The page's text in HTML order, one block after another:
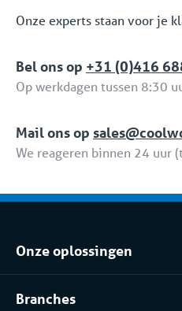
Onze experts staan voor je
Bel ons op +31 (0)416
Op werkdagen tussen 8:30
Mail ons op
We reageren binnen 24 uur
Onze oplossingen
Koel- of vriesopslag
Procesinstallatie huren
Branches